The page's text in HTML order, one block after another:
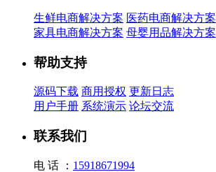
生鲜电商解决方案 医药电商解决方案
家具电商解决方案 母婴用品解决方案
帮助支持
源码下载 商用授权 更新日志
用户手册 系统演示 论坛交流
联系我们
电 话 ： 15918671994